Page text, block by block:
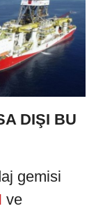
DIŞI BU
gemisi
ve